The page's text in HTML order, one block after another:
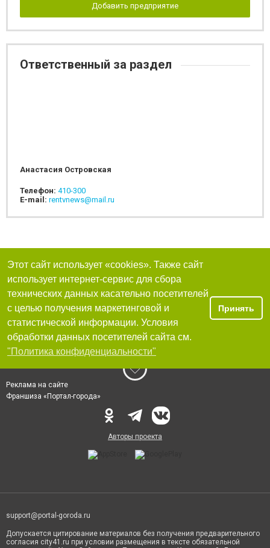
Добавить предприятие
Ответственный за раздел
Анастасия Островская
Телефон: 410-300
E-mail: rentvnews@mail.ru
Этот сайт использует «cookies». Также сайт
использует интернет-сервис для сбора
технических данных касательно посетителей
с целью получения маркетинговой и
статистической информации. Условия
обработки данных посетителей сайта см.
"Политика конфиденциальности"
Принять
Реклама на сайте
Франшиза «Портал-города»
Авторы проекта
support@portal-goroda.ru
Допускается цитирование материалов без получения предварительного
согласия city41.ru при условии размещения в тексте обязательной